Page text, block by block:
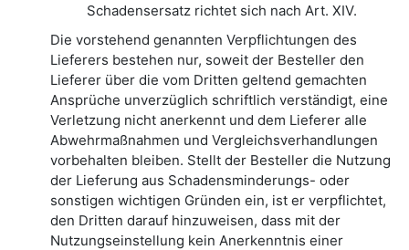
Schadensersatz richtet sich nach Art. XIV.
Die vorstehend genannten Verpflichtungen des
Lieferers bestehen nur, soweit der Besteller den
Lieferer über die vom Dritten geltend gemachten
Ansprüche unverzüglich schriftlich verständigt, eine
Verletzung nicht anerkennt und dem Lieferer alle
Abwehrmaßnahmen und Vergleichsverhandlungen
vorbehalten bleiben. Stellt der Besteller die Nutzung
der Lieferung aus Schadensminderungs- oder
sonstigen wichtigen Gründen ein, ist er verpflichtet,
den Dritten darauf hinzuweisen, dass mit der
Nutzungseinstellung kein Anerkenntnis einer